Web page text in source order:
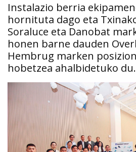
Instalazio berria
hornituta dago eta
Soraluce eta Danobat
honen barne dauden
Hembrug marken
hobetzea ahalbidetuko du.